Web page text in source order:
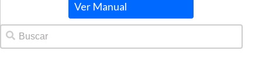
Ver Manual